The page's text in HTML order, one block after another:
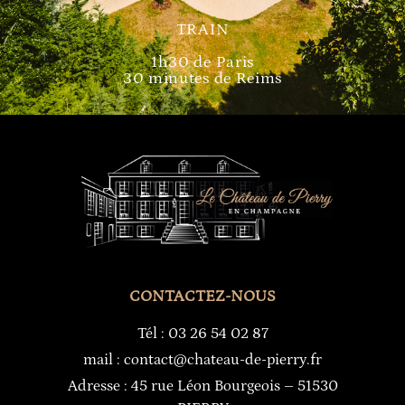
TRAIN
1h30 de Paris
30 minutes de Reims
CONTACTEZ-NOUS
Tél : 03 26 54 02 87
mail : contact@chateau-de-pierry.fr
Adresse : 45 rue Léon Bourgeois – 51530